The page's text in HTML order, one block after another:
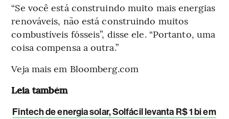
“Se você está construindo muito mais energias
renováveis, não está construindo muitos
combustíveis fósseis”, disse ele. “Portanto, uma
coisa compensa a outra.”
Veja mais em Bloomberg.com
Leia também
Fintech de energia solar, Solfácil levanta R$ 1 bi em